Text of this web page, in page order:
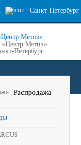
Санкт-Петербург
Метиз»
Петербург
Распродажа